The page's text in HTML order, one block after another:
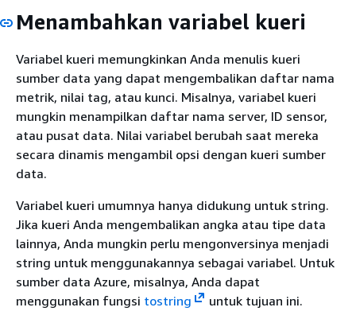
Menambahkan variabel kueri
Variabel kueri memungkinkan Anda menulis kueri
sumber data yang dapat mengembalikan daftar nama
metrik, nilai tag, atau kunci. Misalnya, variabel kueri
mungkin menampilkan daftar nama server, ID sensor,
atau pusat data. Nilai variabel berubah saat mereka
secara dinamis mengambil opsi dengan kueri sumber
data.
Variabel kueri umumnya hanya didukung untuk string.
Jika kueri Anda mengembalikan angka atau tipe data
lainnya, Anda mungkin perlu mengonversinya menjadi
string untuk menggunakannya sebagai variabel. Untuk
sumber data Azure, misalnya, Anda dapat
menggunakan fungsi tostring
untuk tujuan ini.